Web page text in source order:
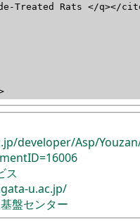
Treated Rats </q></
developer/Asp/
ス
u.ac.jp/
盤センター